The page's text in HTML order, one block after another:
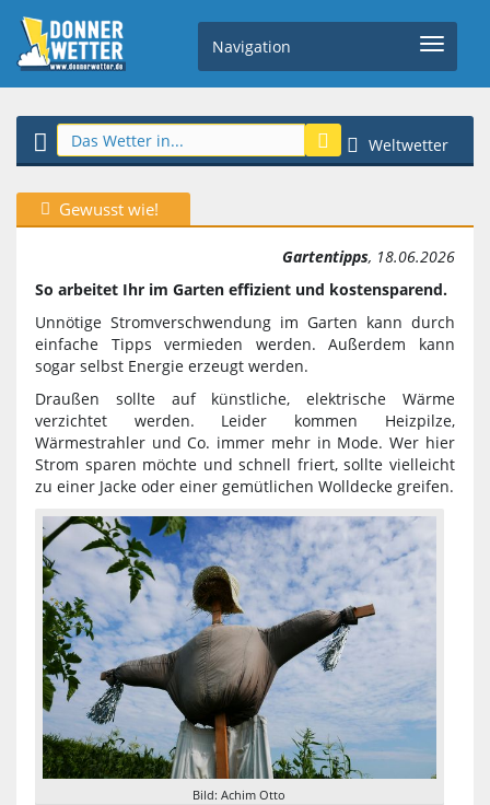
Navigation
Weltwetter
Gewusst wie!
Gartentipps, 18.06.2026
So arbeitet Ihr im Garten effizient und kostensparend.
Unnötige Stromverschwendung im Garten kann durch
einfache Tipps vermieden werden. Außerdem kann
sogar selbst Energie erzeugt werden.
Draußen sollte auf künstliche, elektrische Wärme
verzichtet werden. Leider kommen Heizpilze,
Wärmestrahler und Co. immer mehr in Mode. Wer hier
Strom sparen möchte und schnell friert, sollte vielleicht
zu einer Jacke oder einer gemütlichen Wolldecke greifen.
Bild: Achim Otto